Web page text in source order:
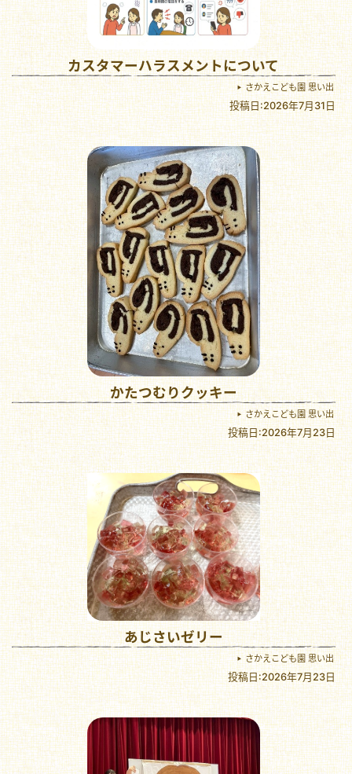
カスタマーハラスメントについて
さかえこども園 思い出
投稿日:2026年7月31日
かたつむりクッキー
さかえこども園 思い出
投稿日:2026年7月23日
あじさいゼリー
さかえこども園 思い出
投稿日:2026年7月23日